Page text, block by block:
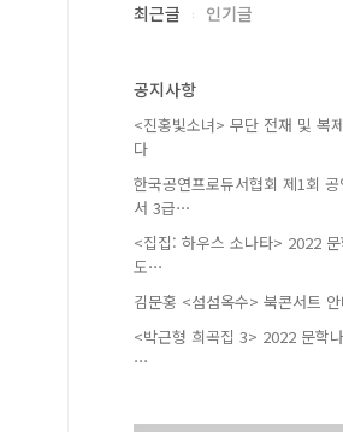
최근글 인기글
공지사항
<진홍빛소녀> 무단 전재 및 복
다
한국공연프로듀서협회 제1회
서 3급⋯
<집집: 하우스 소나타> 2022 문
도⋯
김문홍 <섬섬옥수> 북콘서트 안
<박근형 희곡집 3> 2022 문학
⋯